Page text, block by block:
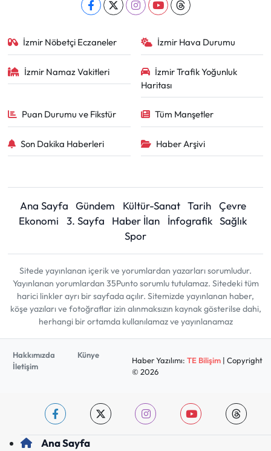
İzmir Nöbetçi Eczaneler İzmir Hava Durumu
İzmir Namaz Vakitleri
İzmir Trafik Yoğunluk
Haritası
Puan Durumu ve Fikstür Tüm Manşetler
Son Dakika Haberleri Haber Arşivi
Ana Sayfa Gündem Kültür-Sanat Tarih
Çevre
Ekonomi
3. Sayfa Haber İlan İnfografik Sağlık
Spor
Sitede yayınlanan içerik ve yorumlardan yazarları sorumludur.
Yayınlanan yorumlardan 35Punto sorumlu tutulamaz. Sitedeki tüm
harici linkler ayrı bir sayfada açılır. Sitemizde yayınlanan haber,
köşe yazıları ve fotoğraflar izin alınmaksızın kaynak gösterilse dahi,
herhangi bir ortamda kullanılamaz ve yayınlanamaz
Hakkımızda
Künye
İletişim
Haber Yazılımı: TE Bilişim| Copyright
© 2026
Ana Sayfa